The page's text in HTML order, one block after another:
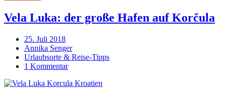
Vela Luka: der große Hafen auf Korčula
25. Juli 2018
Annika Senger
Urlaubsorte & Reise-Tipps
1 Kommentar